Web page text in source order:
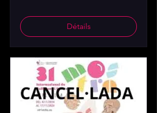
Détails